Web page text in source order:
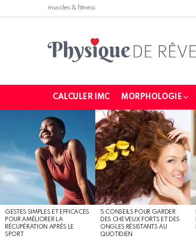
muscles & fitness
CALCULER IMC MORPHOLOGIE
GESTES SIMPLES ET EFFICACES
POUR AMÉLIORER LA
RÉCUPÉRATION APRÈS LE
SPORT
5 CONSEILS POUR GARDER
DES CHEVEUX FORTS ET DES
ONGLES RÉSISTANTS AU
QUOTIDIEN